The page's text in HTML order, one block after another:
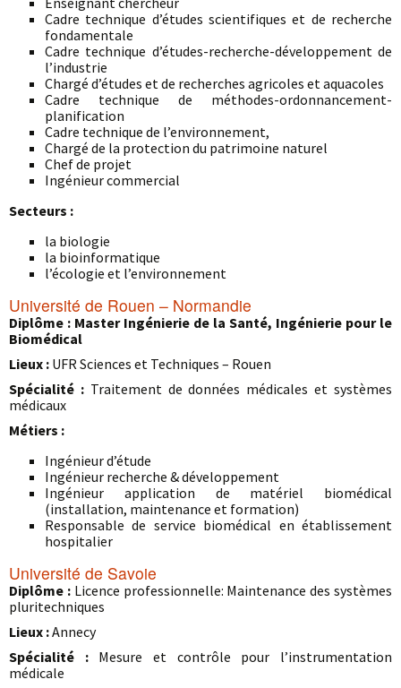
Cadre technique d’études scientifiques et de recherche
fondamentale
Cadre technique d’études-recherche-développement de
l’industrie
Chargé d’études et de recherches agricoles et aquacoles
Cadre technique de méthodes-ordonnancement-
planification
Cadre technique de l’environnement,
Chargé de la protection du patrimoine naturel
Chef de projet
Ingénieur commercial
Secteurs :
la biologie
la bioinformatique
l’écologie et l’environnement
Université de Rouen – Normandie
Diplôme : Master Ingénierie de la Santé, Ingénierie pour le
Biomédical
Lieux : UFR Sciences et Techniques – Rouen
Spécialité : Traitement de données médicales et systèmes
médicaux
Métiers :
Ingénieur d’étude
Ingénieur recherche & développement
Ingénieur application de matériel biomédical
(installation, maintenance et formation)
Responsable de service biomédical en établissement
hospitalier
Université de Savoie
Diplôme : Licence professionnelle: Maintenance des systèmes
pluritechniques
Lieux :Annecy
Spécialité : Mesure et contrôle pour l’instrumentation
médicale